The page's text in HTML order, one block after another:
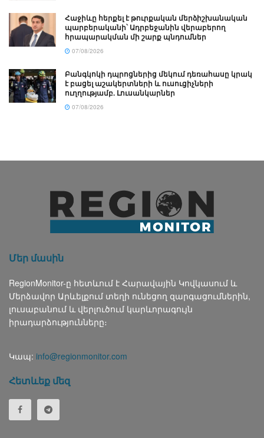
Հաջիևը հերքել է թուրքական մերձիշխանական
պարբերականի՝ Ադրբեջանին վերաբերող
հրապարակման մի շարք պնդումներ
07/08/2026
Բանգկոկի դպրոցներից մեկում դեռահասը կրակ
է բացել աշակերտների և ուսուցիչների
ուղղությամբ. Լուսանկարներ
07/08/2026
Մեր մասին
RegionMonitor-ը հետևում է Հարավային Կովկասում և
Մերձավոր Արևելքում տեղի ունեցող զարգացումներին,
լուսաբանում և վերլուծում կարևորագույն
իրադարձությունները։
Կապ: info@regionmonitor.com
Հետևեք մեզ